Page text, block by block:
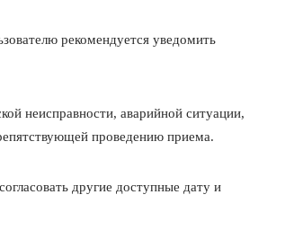
рекомендуется уведомить
неисправности, аварийной ситуации,
проведению приема.
другие доступные дату и